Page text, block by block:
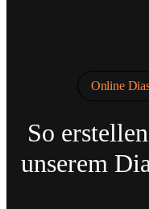
Online
So
unserem